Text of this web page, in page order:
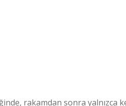
rakamdan sonra yalnızca